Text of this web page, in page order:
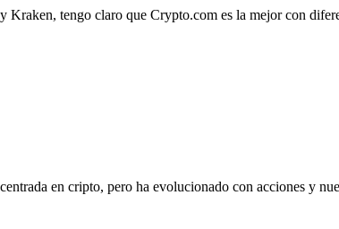
Kraken, tengo claro que Crypto.com es la mejor con
en cripto, pero ha evolucionado con acciones y